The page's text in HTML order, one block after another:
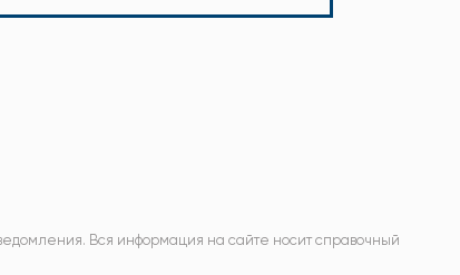
Вся информация на сайте носит справочный